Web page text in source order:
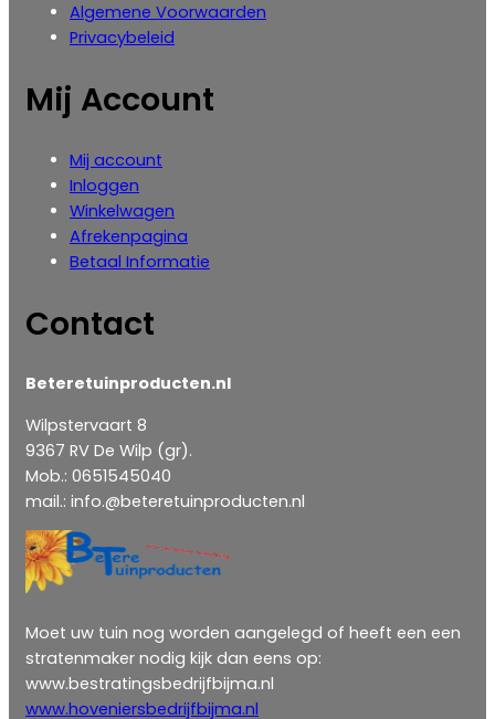
Algemene Voorwaarden
Privacybeleid
Mij Account
Mij account
Inloggen
‎Winkelwagen
Afrekenpagina
Betaal Informatie
Contact
Beteretuinproducten.nl
Wilpstervaart 8
9367 RV De Wilp (gr).
Mob.: 0651545040
mail.: info.@beteretuinproducten.nl
Moet uw tuin nog worden aangelegd of heeft een een
stratenmaker nodig kijk dan eens op:
www.bestratingsbedrijfbijma.nl
www.hoveniersbedrijfbijma.nl